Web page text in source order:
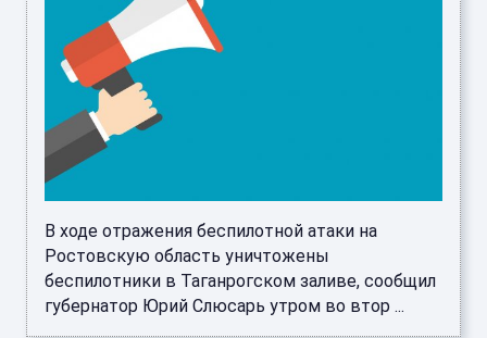
В ходе отражения беспилотной атаки на
Ростовскую область уничтожены
беспилотники в Таганрогском заливе, сообщил
губернатор Юрий Слюсарь утром во втор ...